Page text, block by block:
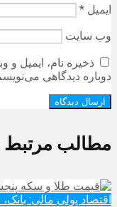
ایمیل *
وب‌ سایت
ذخیره نام، ایمیل
دوباره دیدگاهی
مطالب مرتبط
اقتصاد پولی مالی: بانک،